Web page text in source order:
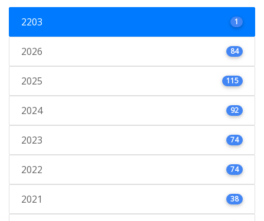
2203 1
2026 84
2025 115
2024 92
2023 74
2022 74
2021 38